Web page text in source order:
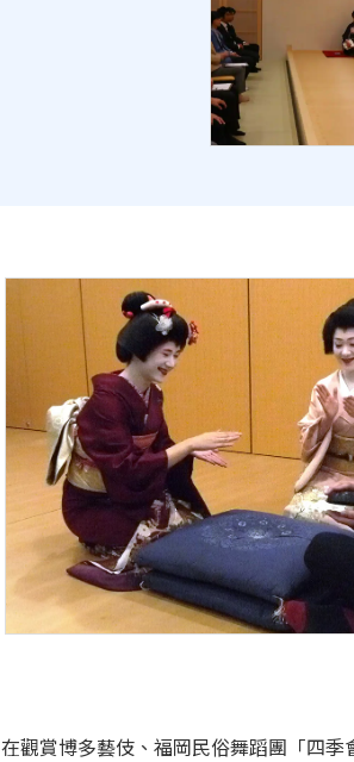
在觀賞博多藝伎、福岡民俗舞蹈團「四